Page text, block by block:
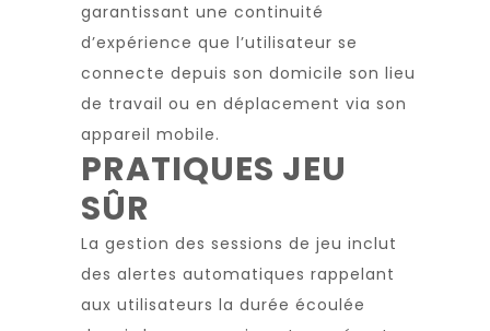
garantissant une continuité
d’expérience que l’utilisateur se
connecte depuis son domicile son lieu
de travail ou en déplacement via son
appareil mobile.
PRATIQUES JEU
SÛR
La gestion des sessions de jeu inclut
des alertes automatiques rappelant
aux utilisateurs la durée écoulée